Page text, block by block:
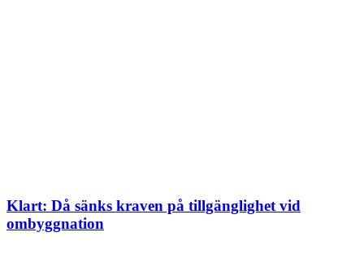
Klart: Då sänks kraven på tillgänglighet vid
ombyggnation